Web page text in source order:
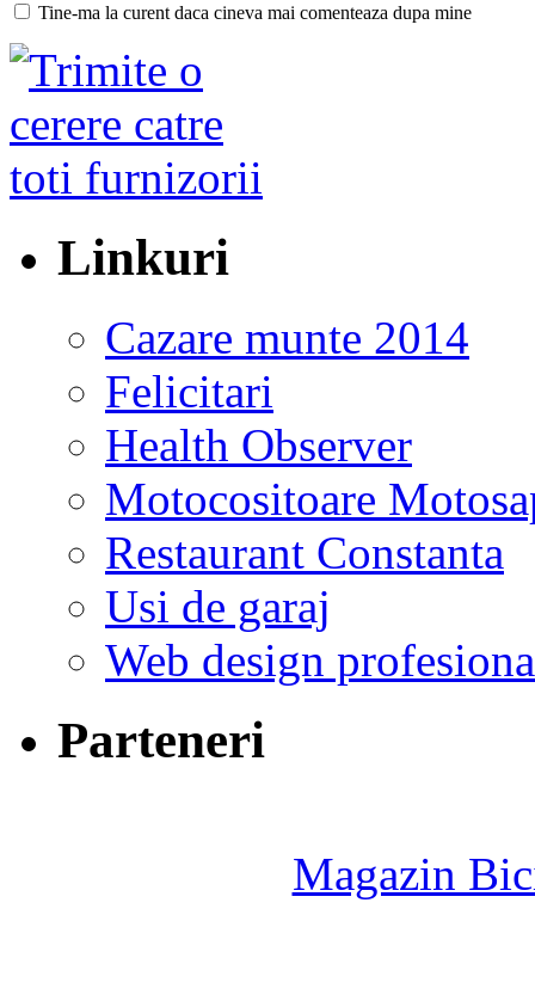
Tine-ma la curent daca cineva mai comenteaza dupa mine
Linkuri
Cazare munte 2014
Felicitari
Health Observer
Motocositoare
Restaurant Constanta
Usi de garaj
Web design
Parteneri
Magazin